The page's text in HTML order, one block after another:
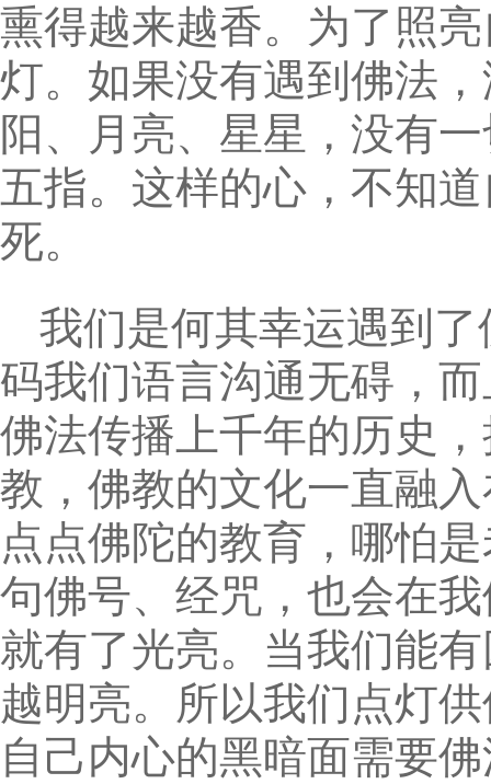
熏得越来越香。为了照
灯。如果没有遇到佛法
阳、月亮、星星，没有
五指。这样的心，不知
死。
我们是何其幸运遇到
码我们语言沟通无碍，
佛法传播上千年的历史
教，佛教的文化一直融
点点佛陀的教育，哪怕
句佛号、经咒，也会在
就有了光亮。当我们能
越明亮。所以我们点灯
自己内心的黑暗面需要